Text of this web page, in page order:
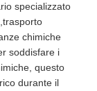
specializzato
chimiche
soddisfare i
questo
durante il